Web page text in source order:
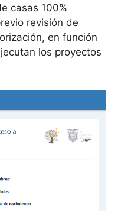
casas 100%
revisión de
en función
los proyectos